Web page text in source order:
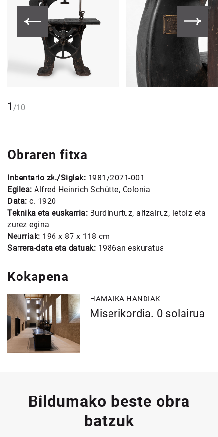
1 /10
Obraren fitxa
Inbentario zk./Siglak: 1981/2071-001
Egilea: Alfred Heinrich Schütte, Colonia
Data: c. 1920
Teknika eta euskarria: Burdinurtuz, altzairuz, letoiz eta
zurez egina
Neurriak: 196 x 87 x 118 cm
Sarrera-data eta datuak: 1986an eskuratua
Kokapena
HAMAIKA HANDIAK
Miserikordia. 0 solairua
Bildumako beste obra
batzuk